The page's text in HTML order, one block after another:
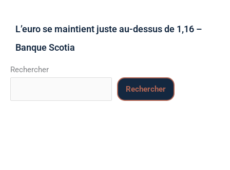
L’euro se maintient juste au-dessus de 1,16 –
Banque Scotia
Rechercher
Rechercher